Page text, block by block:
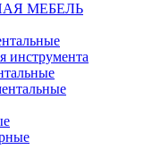
МЕБЕЛЬ
инструмента